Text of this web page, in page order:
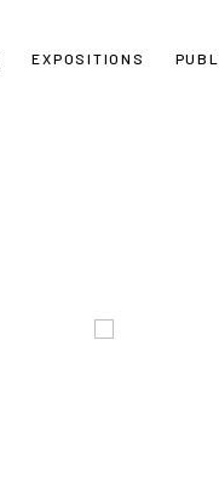
EXPOSITIONS